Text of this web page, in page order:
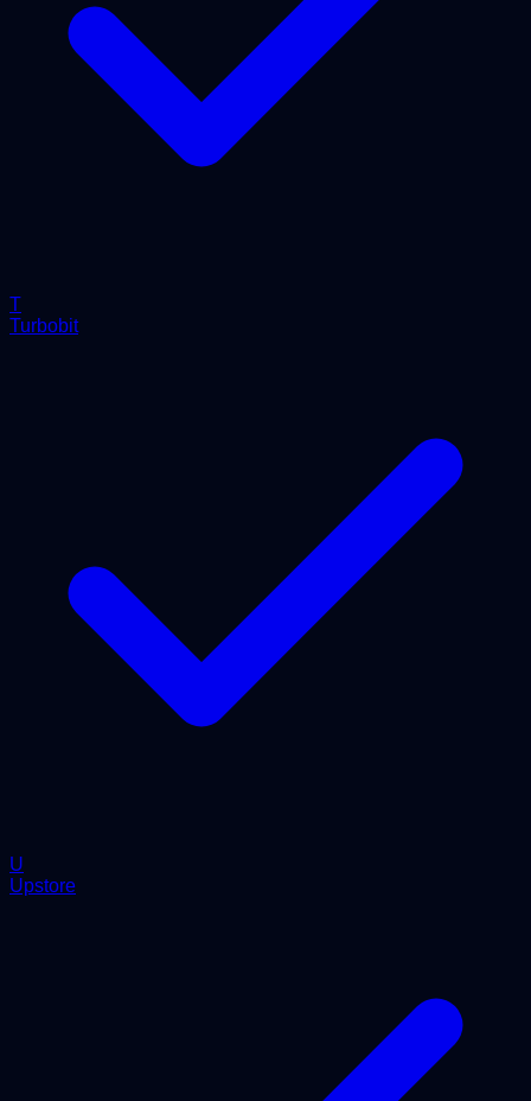
T
Turbobit
U
Upstore